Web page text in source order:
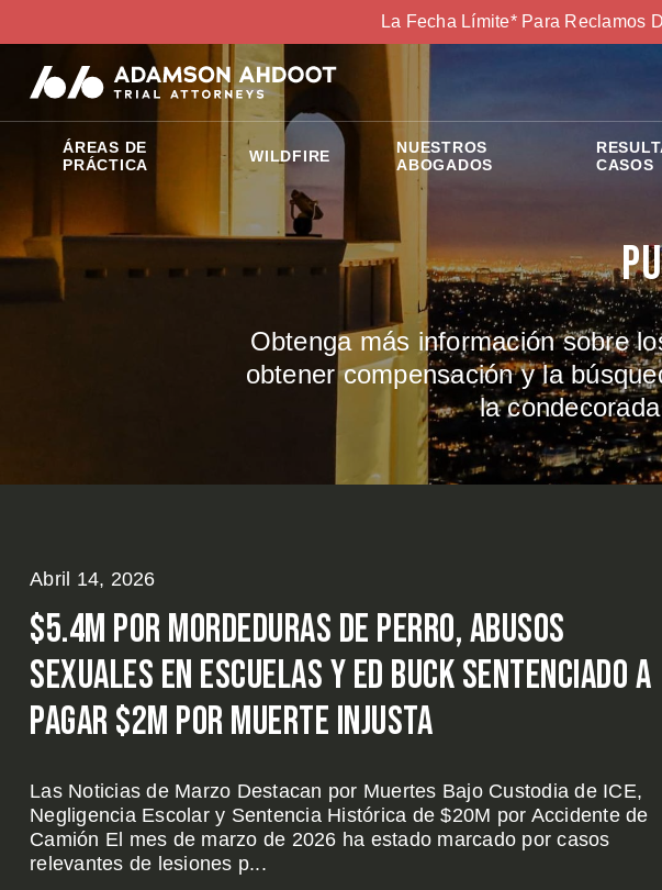
La Fecha Límite* Para Reclamos
ÁREAS DE
PRÁCTICA
WILDFIRE
NUESTROS
ABOGADOS
CASOS
Obtenga más información sobre
obtener compensación y la
la
Abril 14, 2026
$5.4M por Mordeduras de Perro, Abusos
Sexuales en Escuelas y Ed Buck Sentenciado a
Pagar $2M por Muerte Injusta
Las Noticias de Marzo Destacan por Muertes Bajo Custodia de ICE,
Negligencia Escolar y Sentencia Histórica de $20M por Accidente de
Camión El mes de marzo de 2026 ha estado marcado por casos
relevantes de lesiones p...